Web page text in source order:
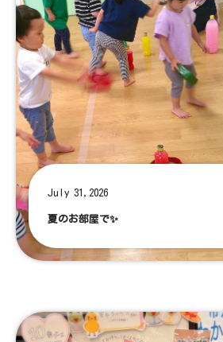
July 31,2026
夏のお部屋で✨